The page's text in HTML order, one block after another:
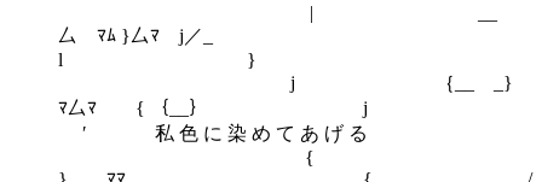
| __
厶 ﾏﾑ }厶ﾏ j／_
l }
j ｛__ _}
ﾏ厶ﾏ { ｛__｝ j
′ 私 色 に 染 め て あ げ る
{